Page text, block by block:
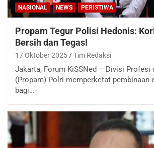
NASIONAL NEWS PERISTIWA
Propam Tegur Polisi Hedonis:
Bersih dan Tegas!
17 Oktober 2025 Tim Redaksi
Jakarta, Forum KiSSNed – Divisi Profesi
(Propam) Polri memperketat pembinaan
bagi…